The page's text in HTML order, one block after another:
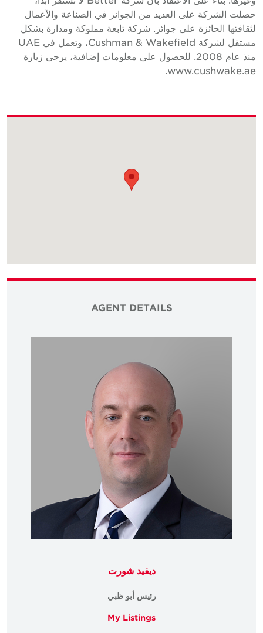
حصلت الشركة على العديد من الجوائز في الصناعة والأعمال
لثقافتها الحائزة على جوائز. شركة تابعة مملوكة ومدارة بشكل
مستقل لشركة Cushman & Wakefield، وتعمل في UAE
منذ عام 2008. للحصول على معلومات إضافية، يرجى زيارة
www.cushwake.ae.
AGENT DETAILS
ديفيد شورت
رئيس أبو ظبي
My Listings